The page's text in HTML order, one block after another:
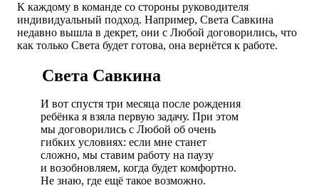
К каждому в команде со стороны руководителя
индивидуальный подход. Например, Света Савкина
недавно вышла в декрет, они с Любой договорились, что
как только Света будет готова, она вернётся к работе.
Света Савкина
И вот спустя три месяца после рождения
ребёнка я взяла первую задачу. При этом
мы договорились с Любой об очень
гибких условиях: если мне станет
сложно, мы ставим работу на паузу
и возобновляем, когда будет комфортно.
Не знаю, где ещё такое возможно.